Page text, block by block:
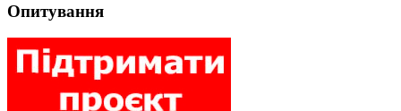
Опитування